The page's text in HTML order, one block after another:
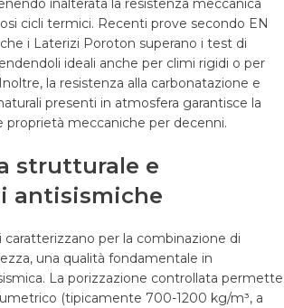
cicli termici. Recenti prove secondo EN
i Laterizi Poroton superano i test di
ideali anche per climi rigidi o per
la resistenza alla carbonatazione e
presenti in atmosfera garantisce la
proprietà meccaniche per decenni.
strutturale e
antisismiche
caratterizzano per la combinazione di
una qualità fondamentale in
La porizzazione controllata permette
(tipicamente 700-1200 kg/m³, a